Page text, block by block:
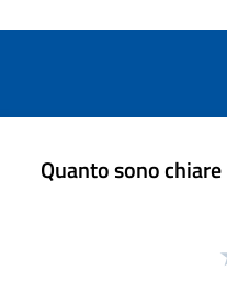
Quanto sono